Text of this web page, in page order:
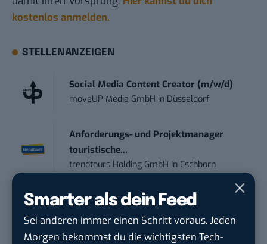
Smarter als dein Feed
Sei anderen immer einen Schritt voraus. Jeden
Morgen bekommst du die wichtigsten Tech-
kostenlos anmelden.
STELLENANZEIGEN
Social Media Content Creator (m/w/d)
moveUP Media GmbH in Düsseldorf
Anforderungs- und Projektmanager
touristische...
trendtours Holding GmbH in Eschborn
Social Media Manager –
Webkommunikation...
Open Experience GmbH in Karlsruhe